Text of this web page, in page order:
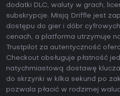
dodatki DLC, waluty w grach,
subskrypcje. Misją Driffle jest
dostępu do gier i dóbr
cenach, a platforma utrzymuje
Trustpilot za autentyczność
Checkout obsługuje płatność
natychmiastową dostawę
do skrzynki w kilka sekund po
pozwala płacić w rodzimej